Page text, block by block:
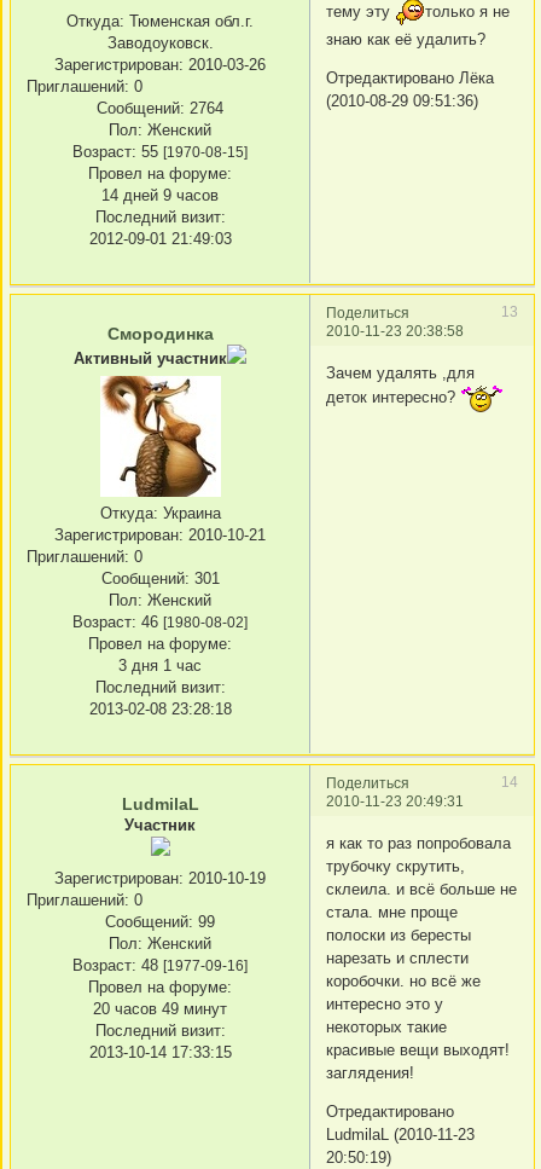
Откуда: Тюменская обл.г.
Заводоуковск.
Зарегистрирован: 2010-03-26
Приглашений: 0
Сообщений: 2764
Пол: Женский
Возраст: 55 [1970-08-15]
Провел на форуме:
14 дней 9 часов
Последний визит:
2012-09-01 21:49:03
тему эту
только я не
знаю как её удалить?
Отредактировано Лёка
(2010-08-29 09:51:36)
Поделиться
13
2010-11-23 20:38:58
Смородинка
Активный участник
Откуда: Украина
Зарегистрирован: 2010-10-21
Приглашений: 0
Сообщений: 301
Пол: Женский
Возраст: 46 [1980-08-02]
Провел на форуме:
3 дня 1 час
Последний визит:
2013-02-08 23:28:18
Зачем удалять ,для
деток интересно?
Поделиться
14
2010-11-23 20:49:31
LudmilaL
Участник
Зарегистрирован: 2010-10-19
Приглашений: 0
Сообщений: 99
Пол: Женский
Возраст: 48 [1977-09-16]
Провел на форуме:
20 часов 49 минут
Последний визит:
2013-10-14 17:33:15
я как то раз попробовала
трубочку скрутить,
склеила. и всё больше не
стала. мне проще
полоски из бересты
нарезать и сплести
коробочки. но всё же
интересно это у
некоторых такие
красивые вещи выходят!
заглядения!
Отредактировано
LudmilaL (2010-11-23
20:50:19)